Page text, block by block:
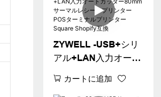
ーマルレシートプリ
ンターUSB+LAN
ZYWELL -USB+シリ
アル+LAN入力オート
ルレシートプリンタ
カートに追加